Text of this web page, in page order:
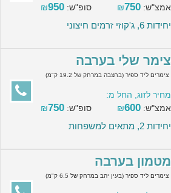
אמצ"ש:
₪750 סופ"ש: ₪950
יחידות 6, ג'קוזי זרמים חיצוני
צימר שלי בערבה
צימרים ליד ספיר (בחצבה במרחק של 19.2 ק"מ)
מחיר לזוג, החל מ:
אמצ"ש:
₪600 סופ"ש: ₪750
יחידות 2, מתאים למשפחות
מטמון בערבה
צימרים ליד ספיר (בעין יהב במרחק של 6.5 ק"מ)